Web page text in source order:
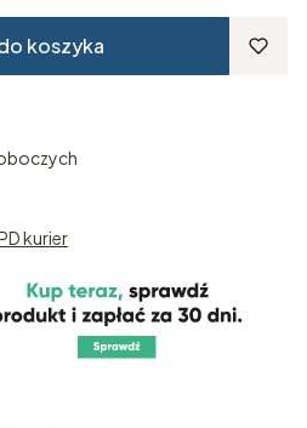
koszyka
kurier